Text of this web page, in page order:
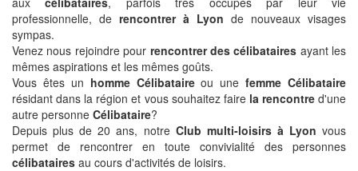
professionnelle, de rencontrer à Lyon de nouveaux visages
sympas.
Venez nous rejoindre pour rencontrer des célibataires ayant les
mêmes aspirations et les mêmes goûts.
Vous êtes un homme Célibataireou unefemme Célibataire
résidant dans la région et vous souhaitez faire la rencontred'une
autre personne Célibataire?
Depuis plus de 20 ans, notre Club multi-loisirs à Lyon vous
permet de rencontrer en toute convivialité des personnes
célibataires au cours d'activités de loisirs.